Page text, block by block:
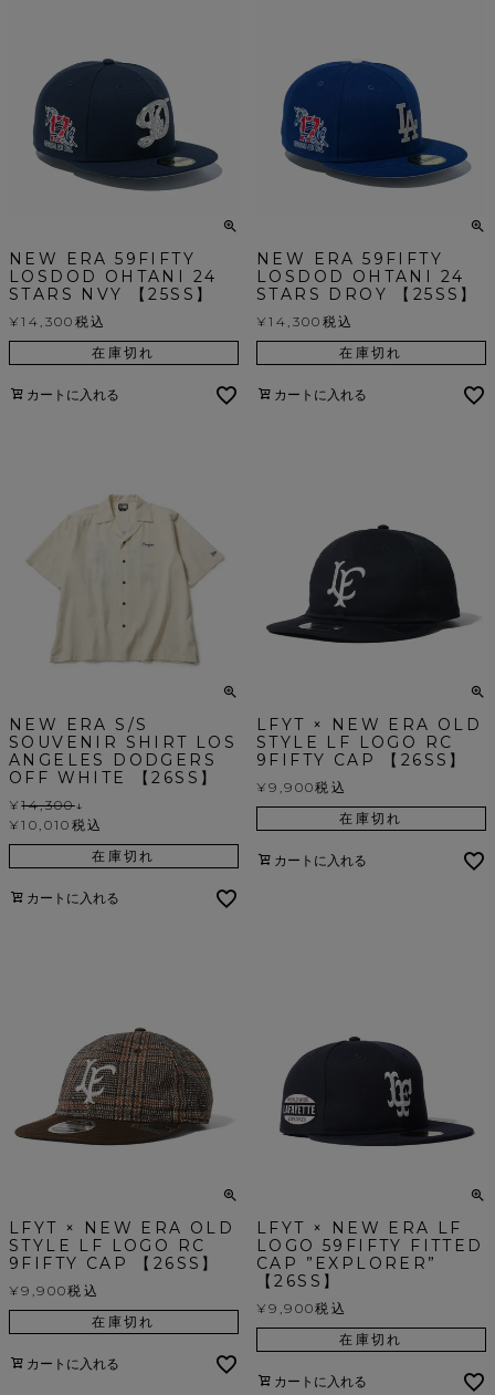
NEW ERA 59FIFTY
LOSDOD OHTANI 24
STARS NVY 【25SS】
¥14,300 税込
在庫切れ
カートに入れる
NEW ERA 59FIFTY
LOSDOD OHTANI 24
STARS DROY 【25SS】
¥14,300 税込
在庫切れ
カートに入れる
NEW ERA S/S
SOUVENIR SHIRT LOS
ANGELES DODGERS
OFF WHITE 【26SS】
¥14,300↓
¥10,010 税込
在庫切れ
カートに入れる
LFYT × NEW ERA OLD
STYLE LF LOGO RC
9FIFTY CAP 【26SS】
¥9,900税込
在庫切れ
カートに入れる
LFYT × NEW ERA OLD
STYLE LF LOGO RC
9FIFTY CAP 【26SS】
¥9,900税込
在庫切れ
カートに入れる
LFYT × NEW ERA LF
LOGO 59FIFTY FITTED
CAP ”EXPLORER”
【26SS】
¥9,900税込
在庫切れ
カートに入れる